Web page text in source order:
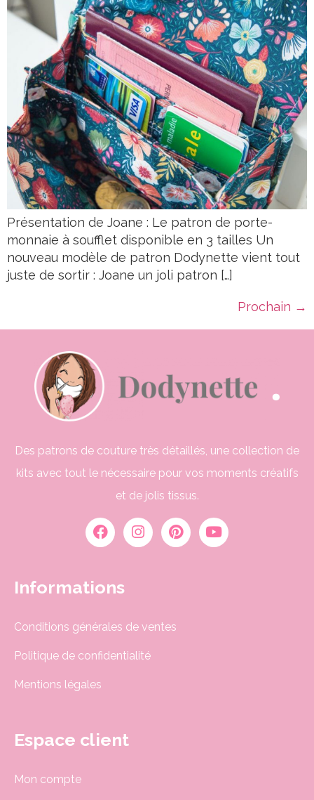
Présentation de Joane : Le patron de porte-
monnaie à soufflet disponible en 3 tailles Un
nouveau modèle de patron Dodynette vient tout
juste de sortir : Joane un joli patron […]
Prochain →
Des patrons de couture très détaillés, une collection de
kits avec tout le nécessaire pour vos moments créatifs
et de jolis tissus.
Informations
Conditions générales de ventes
Politique de confidentialité
Mentions légales
Espace client
Mon compte